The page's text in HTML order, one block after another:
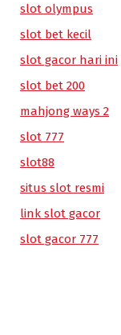
slot olympus
slot bet kecil
slot gacor hari ini
slot bet 200
mahjong ways 2
slot 777
slot88
situs slot resmi
link slot gacor
slot gacor 777